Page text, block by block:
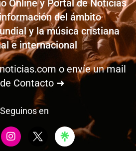
Online y Portal de Noticias
del ámbito
y la música cristiana
e internacional
o envíe un mail
Contacto ➜
Seguinos en
I
n